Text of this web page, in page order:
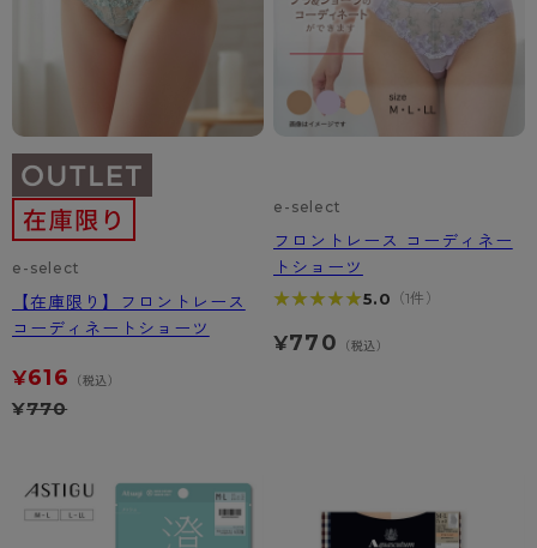
e-select
【在庫限り】フロントレース
コーディネートショーツ
¥616 （税込）
¥770
e-select
フロントレース コーディネー
トショーツ
★★★★★
★★★★★5.0 （1件）
¥770 （税込）